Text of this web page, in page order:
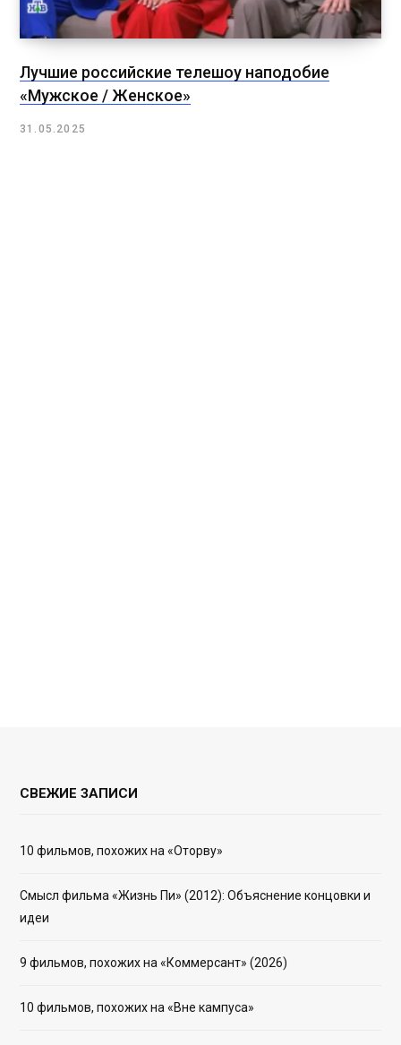
Лучшие российские телешоу наподобие
«Мужское / Женское»
31.05.2025
СВЕЖИЕ ЗАПИСИ
10 фильмов, похожих на «Оторву»
Смысл фильма «Жизнь Пи» (2012): Объяснение концовки и
идеи
9 фильмов, похожих на «Коммерсант» (2026)
10 фильмов, похожих на «Вне кампуса»